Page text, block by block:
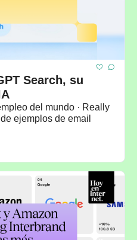
Search, su
del mundo · Really
ejemplos de email